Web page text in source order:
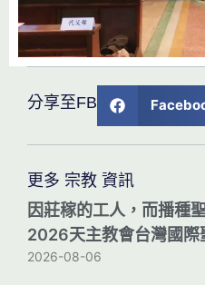
分享至FB
更多 宗教 資訊
因莊稼的工人，而播種
2026天主教會台灣國際
2026-08-06